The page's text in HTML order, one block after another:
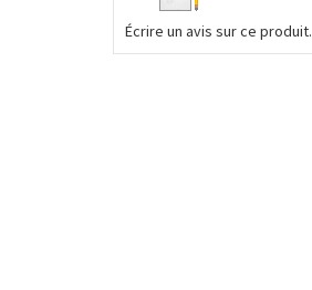
Écrire un avis sur ce produit.